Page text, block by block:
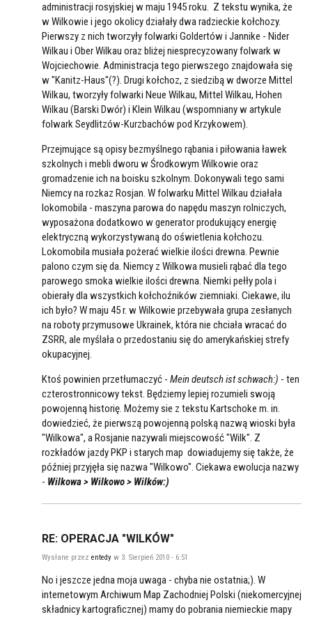
administracji rosyjskiej w maju 1945 roku. Z tekstu wynika, że
w Wilkowie i jego okolicy działały dwa radzieckie kołchozy.
Pierwszy z nich tworzyły folwarki Goldertów i Jannike - Nider
Wilkau i Ober Wilkau oraz bliżej niesprecyzowany folwark w
Wojciechowie. Administracja tego pierwszego znajdowała się
w "Kanitz-Haus"(?). Drugi kołchoz, z siedzibą w dworze Mittel
Wilkau, tworzyły folwarki Neue Wilkau, Mittel Wilkau, Hohen
Wilkau (Barski Dwór) i Klein Wilkau (wspomniany w artykule
folwark Seydlitzów-Kurzbachów pod Krzykowem).
Przejmujące są opisy bezmyślnego rąbania i piłowania ławek
szkolnych i mebli dworu w Środkowym Wilkowie oraz
gromadzenie ich na boisku szkolnym. Dokonywali tego sami
Niemcy na rozkaz Rosjan. W folwarku Mittel Wilkau działała
lokomobila - maszyna parowa do napędu maszyn rolniczych,
wyposażona dodatkowo w generator produkujący energię
elektryczną wykorzystywaną do oświetlenia kołchozu.
Lokomobila musiała pożerać wielkie ilości drewna. Pewnie
palono czym się da. Niemcy z Wilkowa musieli rąbać dla tego
parowego smoka wielkie ilości drewna. Niemki pełły pola i
obierały dla wszystkich kołchoźników ziemniaki. Ciekawe, ilu
ich było? W maju 45 r. w Wilkowie przebywała grupa zesłanych
na roboty przymusowe Ukrainek, która nie chciała wracać do
ZSRR, ale myślała o przedostaniu się do amerykańskiej strefy
okupacyjnej.
Ktoś powinien przetłumaczyć - Mein deutsch ist schwach:) - ten
czterostronnicowy tekst. Będziemy lepiej rozumieli swoją
powojenną historię. Możemy sie z tekstu Kartschoke m. in.
dowiedzieć, że pierwszą powojenną polską nazwą wioski była
"Wilkowa", a Rosjanie nazywali miejscowość "Wilk". Z
rozkładów jazdy PKP i starych map dowiadujemy się także, że
później przyjęła się nazwa "Wilkowo". Ciekawa ewolucja nazwy
- Wilkowa > Wilkowo > Wilków:)
RE: OPERACJA "WILKÓW"
Wysłane przez entedy w 3. Sierpień 2010 - 6:51
No i jeszcze jedna moja uwaga - chyba nie ostatnia;). W
internetowym Archiwum Map Zachodniej Polski (niekomercyjnej
składnicy kartograficznej) mamy do pobrania niemieckie mapy